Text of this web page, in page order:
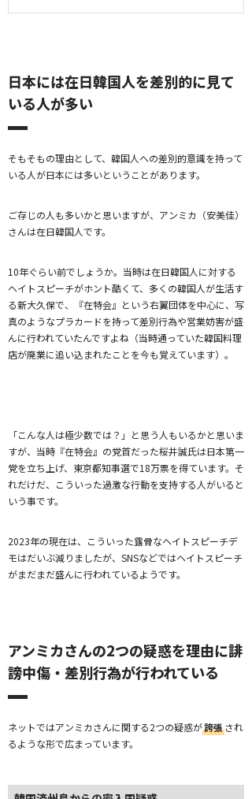
日本には在日韓国人を差別的に見て
いる人が多い
そもそもの理由として、韓国人への差別的意識を持って
いる人が日本には多いということがあります。
ご存じの人も多いかと思いますが、アンミカ（安美佳）
さんは在日韓国人です。
10年ぐらい前でしょうか。当時は在日韓国人に対する
ヘイトスピーチがホント酷くて、多くの韓国人が生活す
る新大久保で、『在特会』という右翼団体を中心に、写
真のようなプラカードを持って差別行為や営業妨害が盛
んに行われていたんですよね（当時通っていた韓国料理
店が廃業に追い込まれたことを今も覚えています）。
「こんな人は極少数では？」と思う人もいるかと思いま
すが、当時『在特会』の党首だった桜井誠氏は日本第一
党を立ち上げ、東京都知事選で18万票を得ています。そ
れだけだ、こういった過激な行動を支持する人がいると
いう事です。
2023年の現在は、こういった露骨なヘイトスピーチデ
モはだいぶ減りましたが、SNSなどではヘイトスピーチ
がまだまだ盛んに行われているようです。
アンミカさんの2つの疑惑を理由に誹
謗中傷・差別行為が行われている
ネットではアンミカさんに関する2つの疑惑が誇張され
るような形で広まっています。